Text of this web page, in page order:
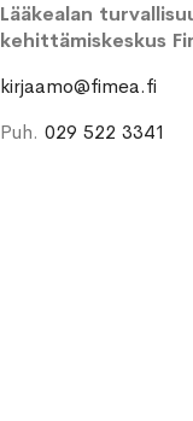
Lääkealan
kehittämiskeskus
kirjaamo@fimea.fi
Puh.029 522 3341